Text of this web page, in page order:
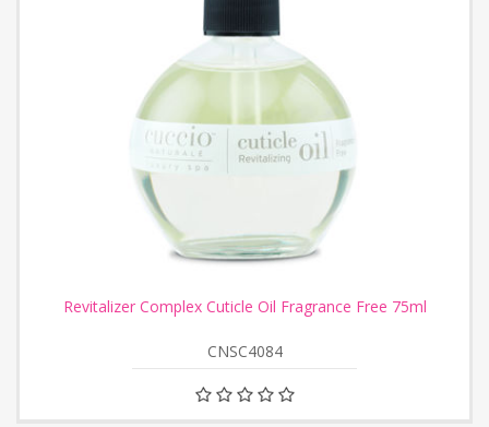
Revitalizer Complex Cuticle Oil Fragrance Free 75ml
CNSC4084